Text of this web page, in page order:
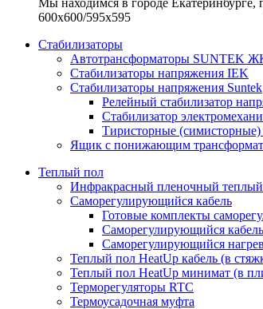
600х600/595x595
Стабилизаторы
Автотрансформаторы SUNTEK
Стабилизаторы напряжения IEK
Стабилизаторы напряжения Suntek
Релейный стабилизатор
Стабилизатор
Тиристорные
Ящик с понижающим
Теплый пол
Инфракрасный пленочный
Саморегулирующийся кабель
Готовые комплекты
Саморегулирующийся
Саморегулирующийся
Теплый пол HeatUp кабель (в
Теплый пол HeatUp минимат (в
Терморегуляторы RTC
Термоусадочная муфта